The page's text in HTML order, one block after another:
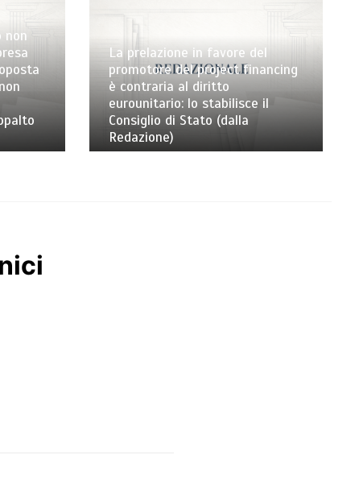
non
La prelazione in favore del
promotore del project financing
è contraria al diritto
eurounitario: lo stabilisce il
Consiglio di Stato (dalla
Redazione)